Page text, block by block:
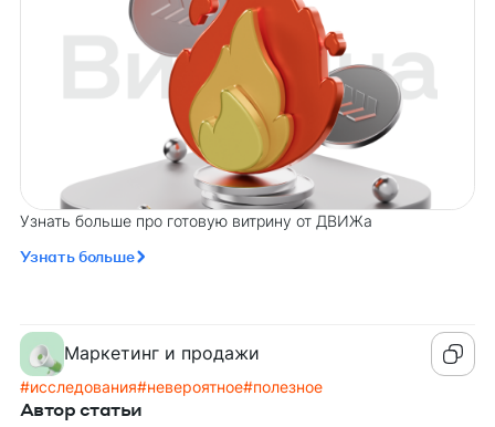
Узнать больше про готовую витрину от ДВИЖа
Узнать больше
Маркетинг и продажи
#исследования#невероятное#полезное
Автор статьи